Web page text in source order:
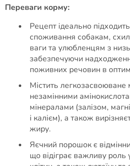
Переваги корму:
Рецепт ідеально
споживання собакам,
ваги та улюбленцям з
забезпечуючи
поживних речовин в
Містить легкозасвоюване
незамінними
мінералами (залізом,
і калієм), а також
жиру.
Яєчний порошок є
що відіграє важливу роль